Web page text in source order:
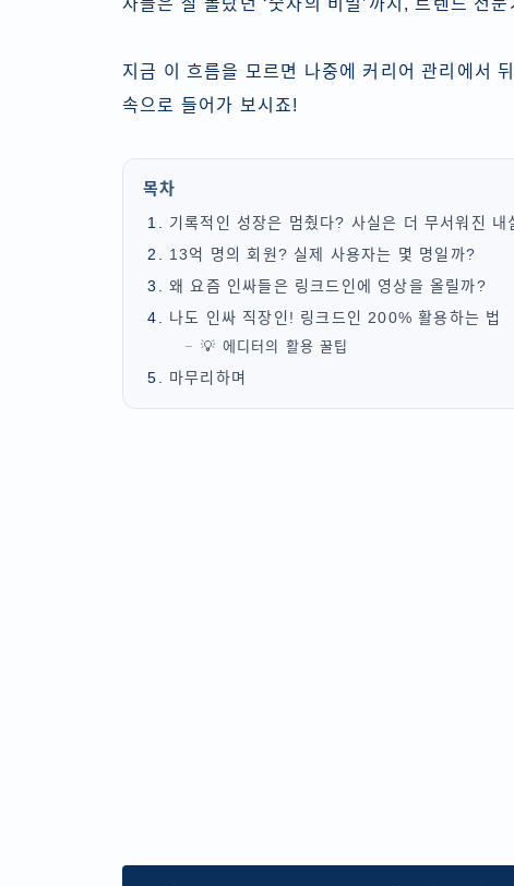
자들은 잘 몰랐던 ‘숫자의 비밀’까지, 트렌드 전
지금 이 흐름을 모르면 나중에 커리어 관리에서
속으로 들어가 보시죠!
목차
기록적인 성장은 멈췄다? 사실은 더 무서워진 내
13억 명의 회원? 실제 사용자는 몇 명일까?
왜 요즘 인싸들은 링크드인에 영상을 올릴까?
나도 인싸 직장인! 링크드인 200% 활용하는 법
💡 에디터의 활용 꿀팁
마무리하며